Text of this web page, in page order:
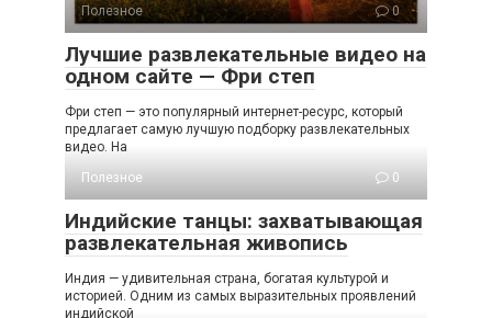
Полезное 0
Лучшие развлекательные видео на
одном сайте — Фри степ
Фри степ — это популярный интернет-ресурс, который
предлагает самую лучшую подборку развлекательных
видео. На
Полезное
0
Индийские танцы: захватывающая
развлекательная живопись
Индия — удивительная страна, богатая культурой и
историей. Одним из самых выразительных проявлений
индийской